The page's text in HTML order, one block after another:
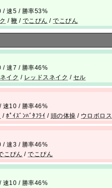
/ 速5 / 勝率53%
/鞭 / でこぴん /でこぴん
/ 速7 / 勝率46%
イク / レッドスネイク / セル
速10 / 勝率46%
/ﾎﾟｲｽﾞﾝﾊﾞﾀﾌﾗｲ / 頭の体操 / ウロボロス
/ 速3 / 勝率46%
こぴん /でこぴん
速10 / 勝率46%